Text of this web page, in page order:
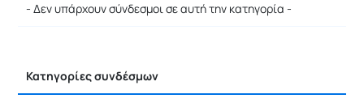
- Δεν υπάρχουν σύνδεσμοι σε αυτή την κατηγορία -
Κατηγορίες συνδέσμων